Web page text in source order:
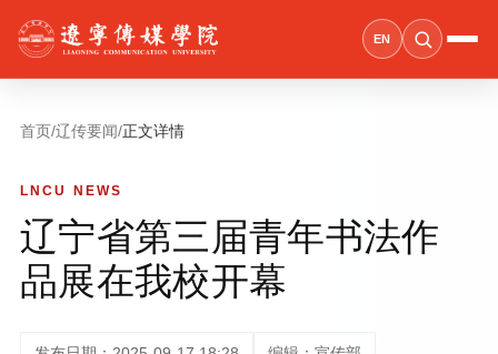
EN
首页/辽传要闻/正文详情
LNCU NEWS
辽宁省第三届青年书法作
品展在我校开幕